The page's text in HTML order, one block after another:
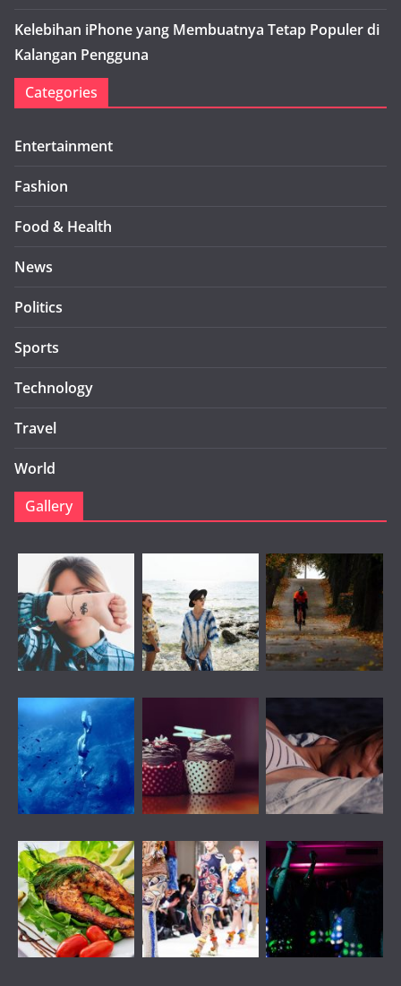
Kelebihan iPhone yang Membuatnya Tetap Populer di
Kalangan Pengguna
Categories
Entertainment
Fashion
Food & Health
News
Politics
Sports
Technology
Travel
World
Gallery